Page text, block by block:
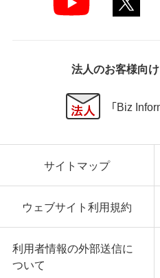
法人のお客様向
「Biz
サイトマップ
ウェブサイト利用規約
利用者情報の外部送信に
ついて